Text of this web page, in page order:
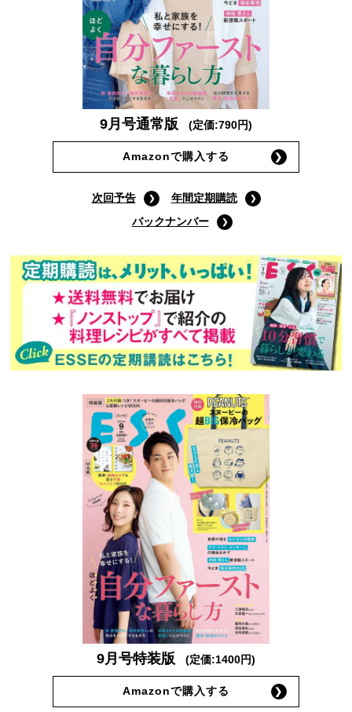
9月号通常版 (定価:790円)
Amazonで購入する
次回予告
年間定期購読
バックナンバー
9月号特装版 (定価:1400円)
Amazonで購入する